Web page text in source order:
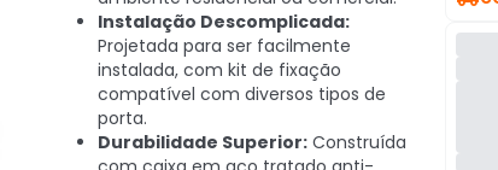
Instalação Descomplicada:
Projetada para ser facilmente
instalada, com kit de fixação
compatível com diversos tipos de
porta.
Durabilidade Superior: Construída